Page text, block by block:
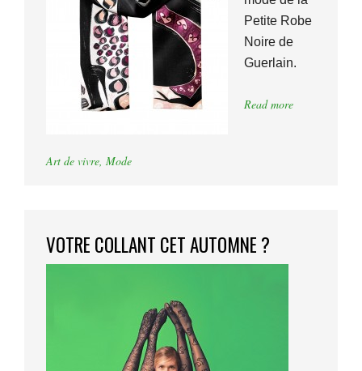
Petite Robe
Noire de
Guerlain.
Read more
Art de vivre, Mode
VOTRE COLLANT CET AUTOMNE ?